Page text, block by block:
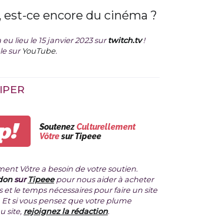
est-ce encore du cinéma ?
eu lieu le 15 janvier 2023 surtwitch.tv !
surYouTube.
SoutenezCulturellement
Vôtresur Tipeee
Vôtre a besoin de votre soutien.
surTipeeepour nous aider à acheter
et le temps nécessaires pour faire un site
si vous pensez que votre plume
site, rejoignez la rédaction.